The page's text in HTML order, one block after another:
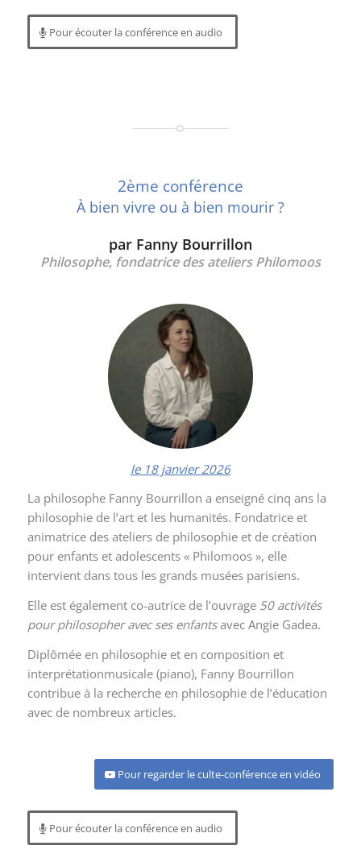
Pour écouter la conférence en audio
2ème conférence
À bien vivre ou à bien mourir ?
par Fanny Bourrillon
Philosophe, fondatrice des ateliers Philomoos
le 18 janvier 2026
La philosophe Fanny Bourrillon a enseigné cinq ans la
philosophie de l’art et les humanités. Fondatrice et
animatrice des ateliers de philosophie et de création
pour enfants et adolescents « Philomoos », elle
intervient dans tous les grands musées parisiens.
Elle est également co-autrice de l’ouvrage 50 activités
pour philosopher avec ses enfantsavec Angie Gadea.
Diplômée en philosophie et en composition et
interprétationmusicale (piano), Fanny Bourrillon
contribue à la recherche en philosophie de l’éducation
avec de nombreux articles.
Pour regarder le culte-conférence en vidéo
Pour écouter la conférence en audio